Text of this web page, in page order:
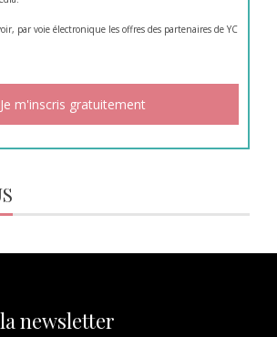
par voie électronique les offres des partenaires de YC
newsletter